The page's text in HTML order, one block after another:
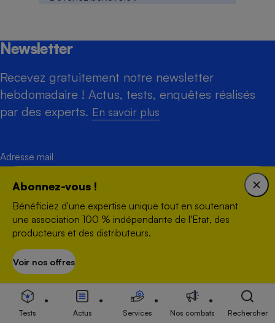
Newsletter
Recevez gratuitement notre newsletter
hebdomadaire ! Actus, tests, enquêtes réalisés
par des experts. En savoir plus
Adresse mail
S'inscrire
Abonnez-vous !
Bénéficiez d'une expertise unique tout en soutenant
une association 100 % indépendante de l'Etat, des
producteurs et des distributeurs.
Voir nos offres
Tests Actus Services Nos combats Rechercher